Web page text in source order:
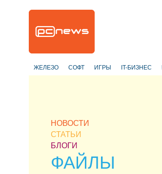
ЖЕЛЕЗО СОФТ ИГРЫ IT-БИЗНЕС
НОВОСТИ
СТАТЬИ
БЛОГИ
ФАЙЛЫ